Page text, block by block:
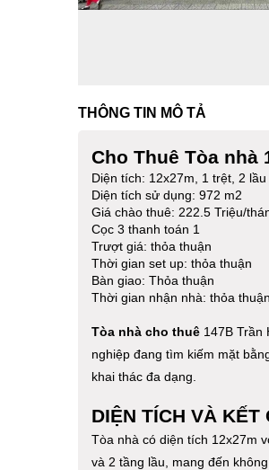
THÔNG TIN MÔ TẢ
Cho Thuê Tòa nhà
Diện tích: 12x27m, 1 trệt, 2 lầu
Diện tích sử dụng: 972 m2
Giá chào thuê: 222.5 Triệu/
Cọc 3 thanh toán 1
Trượt giá: thỏa thuận
Thời gian set up: thỏa thuận
Bàn giao: Thỏa thuận
Thời gian nhận nhà: thỏa thuận
Tòa nhà cho thuê 147B Trần
nghiệp đang tìm kiếm mặt
khai thác đa dạng.
DIỆN TÍCH VÀ KẾT
Tòa nhà có diện tích 12x27m
và 2 tầng lầu, mang đến